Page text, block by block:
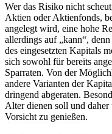
Wer das Risiko nicht
Aktien oder Aktienfonds,
angelegt wird, eine hohe
allerdings auf „kann“,
des eingesetzten Kapitals
sich sowohl für bereits
Sparraten. Von der
andere Varianten der
dringend abgeraten.
Alter dienen soll und
Vorsicht zu genießen.